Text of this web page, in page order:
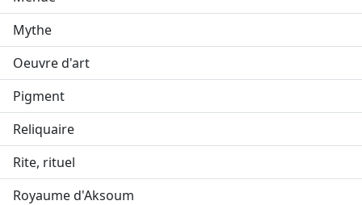
Mythe
Oeuvre d'art
Pigment
Reliquaire
Rite, rituel
Royaume d'Aksoum